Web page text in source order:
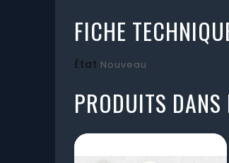
FICHE
État Nouveau
PRODUITS DANS